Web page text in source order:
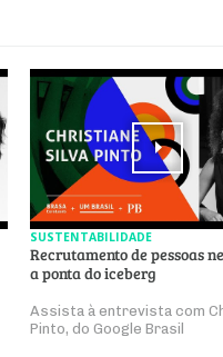
SUSTENTABILIDADE
Recrutamento de pessoas
a ponta do iceberg
Assista à entrevista com
Pinto, do Google Brasil